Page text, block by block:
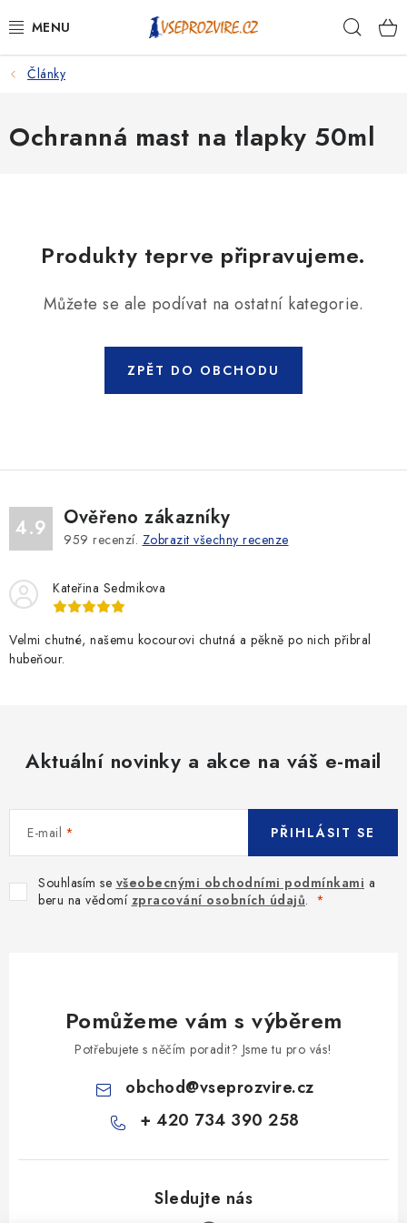
na
PSI
KOČKY
PRO CHOVATELE
NA NEMOCI
KRÁLÍCI/HLODAVCI/PTÁCI
Ceník dopravy Kontakty
Obchodní podmínky
Podmínky ochrany osobních údajů
Články
Ochranná mast na tlapky 50ml
Produkty teprve připravujeme.
Můžete se ale podívat na ostatní kategorie.
ZPĚT DO OBCHODU
4.9 Ověřeno zákazníky
959 recenzí. Zobrazit všechny recenze
Kateřina Sedmikova
Velmi chutné, našemu kocourovi chutná a pěkně po nich přibral
hubeňour.
Aktuální novinky a akce na váš e-mail
E-mail
Souhlasím se všeobecnými obchodními podmínkami a
beru na vědomí zpracování osobních údajů.
PŘIHLÁSIT SE
Pomůžeme vám s výběrem
Potřebujete s něčím poradit? Jsme tu pro vás!
obchod@vseprozvire.cz
+ 420 734 390 258